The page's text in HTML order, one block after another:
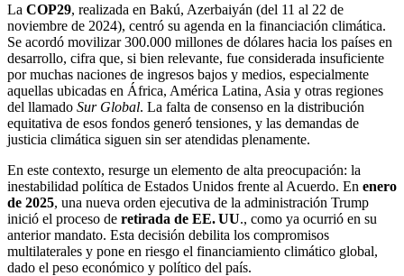
La COP29, realizada en Bakú, Azerbaiyán (del 11 al 22 de
noviembre de 2024), centró su agenda en la financiación climática.
Se acordó movilizar 300.000 millones de dólares hacia los países en
desarrollo, cifra que, si bien relevante, fue considerada insuficiente
por muchas naciones de ingresos bajos y medios, especialmente
aquellas ubicadas en África, América Latina, Asia y otras regiones
del llamado Sur Global. La falta de consenso en la distribución
equitativa de esos fondos generó tensiones, y las demandas de
justicia climática siguen sin ser atendidas plenamente.
En este contexto, resurge un elemento de alta preocupación: la
inestabilidad política de Estados Unidos frente al Acuerdo. En enero
de 2025, una nueva orden ejecutiva de la administración Trump
inició el proceso de retirada de EE. UU., como ya ocurrió en su
anterior mandato. Esta decisión debilita los compromisos
multilaterales y pone en riesgo el financiamiento climático global,
dado el peso económico y político del país.